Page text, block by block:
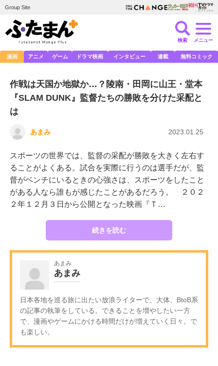
Group Site
検索 メニュー
漫画 アニメ ゲーム ドラマ映画 インタビュー 連載 無料コミック
作戦は天国か地獄か…？陵南・田岡に山王・堂本
『SLAM DUNK』監督たちの勝敗を分けた采配と
は
あまみ 2023.01.25
スポーツの世界では、監督の采配が勝敗を大きく左右す
ることがよくある。試合を実際に行うのは選手だが、監
督がベンチにいるときの心強さは、スポーツをしたこと
がある人なら誰もが感じたことがあるだろう。 ２０２
２年１２月３日から公開となった映画『Ｔ…
続きを読む
あまみ
あまみ
日本各地を巡る旅に出たい放浪ライターで、大体、BtoB系
の記事の執筆をしている。できることを増やしたい一方
で、漫画やゲームにかける時間だけが増えていく日々。で
も楽しい。